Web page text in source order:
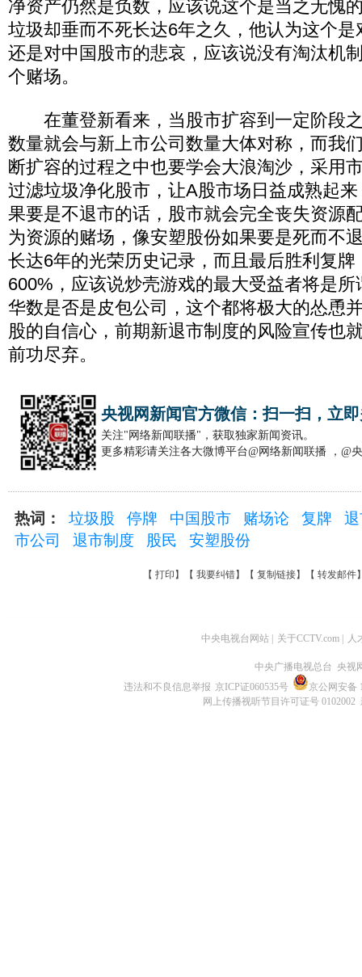
净资产仍然是负数，应该说这个是当之无愧
垃圾却垂而不死长达6年之久，他认为这个
还是对中国股市的悲哀，应该说没有淘汰机
个赌场。
在董登新看来，当股市扩容到一定阶段
数量就会与新上市公司数量大体对称，而我
断扩容的过程之中也要学会大浪淘沙，采用
过滤垃圾净化股市，让A股市场日益成熟起
果要是不退市的话，股市就会完全丧失资源
为资源的赌场，像安塑股份如果要是死而不
长达6年的光荣历史记录，而且最后胜利复牌
600%，应该说炒壳游戏的最大受益者将是
华数是否是皮包公司，这个都将极大的怂恿
股的自信心，前期新退市制度的风险宣传也
前功尽弃。
央视网新闻官方微信：扫一扫，立
关注"网络新闻联播"，获取独家新闻资讯。
更多精彩请关注各大微博平台@网络新闻联播 ，@
热词： 垃圾股 停牌 中国股市 赌场论 复牌
市公司
退市制度 股民 安塑股份
【 打印 】【 我要纠错】【 复制链接】【 转发邮件
中央电视台网站 关于CCTV.com 人
中央广播电视总台 央视
违法和不良信息举报 京ICP证060535号
京公网安备
网上传播视听节目许可证号 0102002